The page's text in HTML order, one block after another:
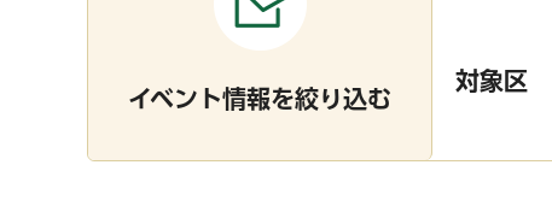
イベント情報を絞り込む
対象区